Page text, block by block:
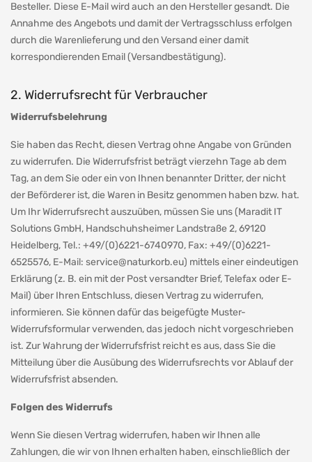
Besteller. Diese E-Mail wird auch an den Hersteller gesandt. Die
Annahme des Angebots und damit der Vertragsschluss erfolgen
durch die Warenlieferung und den Versand einer damit
korrespondierenden Email (Versandbestätigung).
2. Widerrufsrecht für Verbraucher
Widerrufsbelehrung
Sie haben das Recht, diesen Vertrag ohne Angabe von Gründen
zu widerrufen. Die Widerrufsfrist beträgt vierzehn Tage ab dem
Tag, an dem Sie oder ein von Ihnen benannter Dritter, der nicht
der Beförderer ist, die Waren in Besitz genommen haben bzw. hat.
Um Ihr Widerrufsrecht auszuüben, müssen Sie uns (Maradit IT
Solutions GmbH, Handschuhsheimer Landstraße 2, 69120
Heidelberg, Tel.: +49/(0)6221-6740970, Fax: +49/(0)6221-
6525576, E-Mail: service@naturkorb.eu) mittels einer eindeutigen
Erklärung (z. B. ein mit der Post versandter Brief, Telefax oder E-
Mail) über Ihren Entschluss, diesen Vertrag zu widerrufen,
informieren. Sie können dafür das beigefügte Muster-
Widerrufsformular verwenden, das jedoch nicht vorgeschrieben
ist. Zur Wahrung der Widerrufsfrist reicht es aus, dass Sie die
Mitteilung über die Ausübung des Widerrufsrechts vor Ablauf der
Widerrufsfrist absenden.
Folgen des Widerrufs
Wenn Sie diesen Vertrag widerrufen, haben wir Ihnen alle
Zahlungen, die wir von Ihnen erhalten haben, einschließlich der